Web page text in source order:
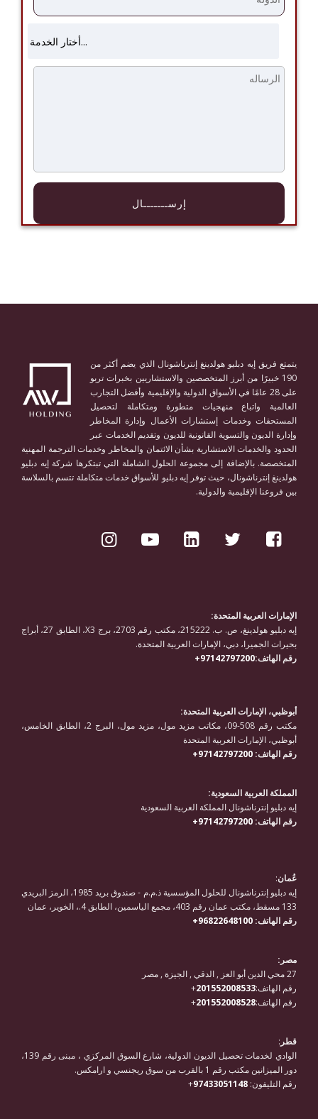
يتمتع فريق إيه دبليو هولدينغ إنترناشونال الذي يضم أكثر من
190 خبيرًا من أبرز المتخصصين والاستشاريين بخبرات تربو
على 28 عامًا في الأسواق الدولية والإقليمية وأفضل التجارب
العالمية واتباع منهجيات متطورة ومتكاملة لتحصيل
المستحقات وخدمات إستشارات الأعمال وإدارة المخاطر
وإدارة الديون والتسوية القانونية للديون وتقديم الخدمات عبر
الحدود والخدمات الاستشارية بشأن الائتمان والمخاطر وخدمات الترجمة المهنية
المتخصصة. بالإضافة إلى مجموعة الحلول الشاملة التي تبتكرها شركة إيه دبليو
هولدينغ إنترناشونال، حيث توفر إيه دبليو للأسواق خدمات متكاملة تتسم بالسلاسة
بين فروعنا الإقليمية والدولية.
الإمارات العربية المتحدة:
إيه دبليو هولدينغ، ص. ب. 215222، مكتب رقم 2703، برج X3، الطابق 27، أبراج
بحيرات الجميرا، دبي، الإمارات العربية المتحدة.
رقم الهاتف:97142797200+
أبوظبي، الإمارات العربية المتحدة:
مكتب رقم 508-09، مكاتب مزيد مول، مزيد مول، البرج 2، الطابق الخامس،
أبوظبي، الإمارات العربية المتحدة
رقم الهاتف:
المملكة العربية السعودية:
إيه دبليو إنترناشونال المملكة العربية السعودية
رقم الهاتف: 97142797200+
عُمان:
إيه دبليو إنترناشونال للحلول المؤسسية ذ.م.م - صندوق بريد 1985، الرمز البريدي
133 مسقط، مكتب عمان رقم 403، مجمع الياسمين، الطابق 4.، الخوير، عمان
رقم الهاتف:
مصر:
27 محي الدين أبو العز , الدقي , الجيزة , مصر
رقم الهاتف:201552008533
+
رقم الهاتف:201552008528
+
قطر :
الوادي لخدمات تحصيل الديون الدولية، شارع السوق المركزي ، مبنى رقم 139،
دور الميزانين مكتب رقم 1 بالقرب من سوق ريجنسي و ارامكس.
رقم التليفون: 97433051148
+